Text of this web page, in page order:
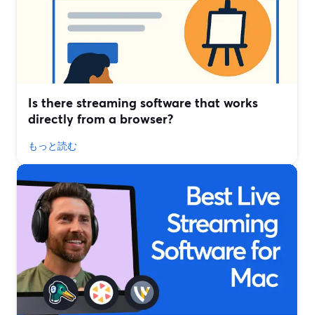
Is there streaming software that works
directly from a browser?
もっと読む